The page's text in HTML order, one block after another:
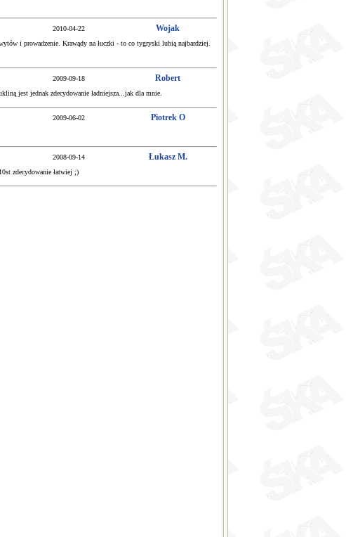
2010-04-22 Wojak
i prowadzenie. Krawądy na łuczki - to co tygryski lubią najbardziej.
2009-09-18 Robert
jest jednak zdecydowanie ładniejsza...jak dla mnie.
2009-06-02 Piotrek O
2008-09-14 Łukasz M.
zdecydowanie łatwiej ;)